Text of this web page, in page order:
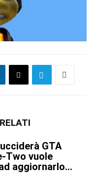
GTA
Two vuole
aggiornarlo...